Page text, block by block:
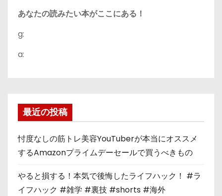
あなたの読みたい本がここにある！
g:
a:
最近の投稿
忖度なしの筋トレ美容YouTuberが本当にオススメ
するAmazonプライムデーセールで買うべきもの
やると損する！本気で後悔したライフハック！ #ラ
イフハック #雑学 #裏技 #shorts #海外